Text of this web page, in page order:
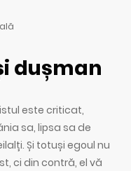
dușman
este criticat,
sa, lipsa sa de
Și totuși egoul nu
ci din contră, el vă